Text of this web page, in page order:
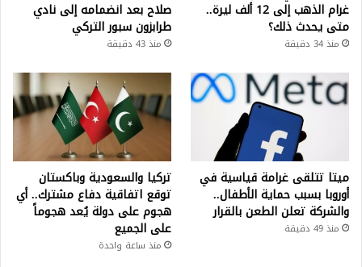
غرام الذهب إلى 12 ألف ليرة..
متى يحدث ذلك؟
منذ 34 دقيقة
صلاح بعد انضمامه إلى نادي
طرابزون سبور التركي
منذ 43 دقيقة
ميتا تتلقى غرامة قياسية في
أوروبا بسبب حماية الأطفال..
والشركة تعلن الطعن بالقرار
منذ 49 دقيقة
تركيا والسعودية وباكستان
توقع اتفاقية دفاع مشترك.. أي
هجوم على دولة يُعد هجوماً
على الجميع
منذ ساعة واحدة